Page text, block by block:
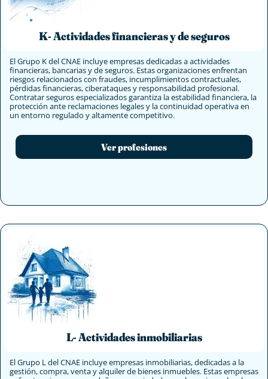
K- Actividades financieras y de seguros
El Grupo K del CNAE incluye empresas dedicadas a actividades
financieras, bancarias y de seguros. Estas organizaciones enfrentan
riesgos relacionados con fraudes, incumplimientos contractuales,
pérdidas financieras, ciberataques y responsabilidad profesional.
Contratar seguros especializados garantiza la estabilidad financiera, la
protección ante reclamaciones legales y la continuidad operativa en
un entorno regulado y altamente competitivo.
Ver profesiones
L- Actividades inmobiliarias
El Grupo L del CNAE incluye empresas inmobiliarias, dedicadas a la
gestión, compra, venta y alquiler de bienes inmuebles. Estas empresas